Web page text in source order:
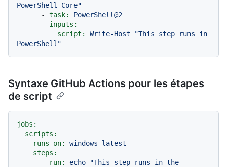
PowerShell Core"
-
task:
PowerShell@2
inputs:
script:
Write-Host
"This step runs in
PowerShell"
Syntaxe GitHub Actions pour les étapes
de script
jobs:
scripts:
runs-on:
windows-latest
steps:
-
run: echo
"This step runs in the